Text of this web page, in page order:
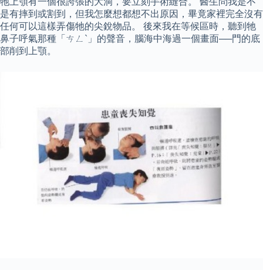
是有摔到或割到，但我怎麼想都想不出原因，畢竟家裡完全沒有
任何可以這樣弄傷牠的尖銳物品。 後來我在等候區時，聽到牠
鼻子呼氣那種「ㄘㄥˋ」的聲音，腦海中海過一個畫面──門的底
部削到上顎。